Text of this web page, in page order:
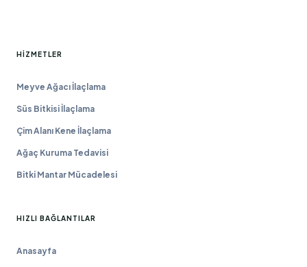
HIZMETLER
Meyve Ağacı İlaçlama
Süs Bitkisi İlaçlama
Çim Alanı Kene İlaçlama
Ağaç Kuruma Tedavisi
Bitki Mantar Mücadelesi
HIZLI BAĞLANTILAR
Anasayfa